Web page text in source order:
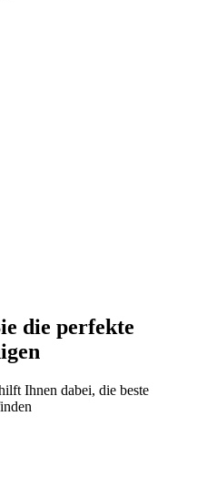
die perfekte
Ihnen dabei, die beste